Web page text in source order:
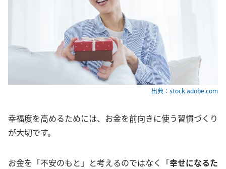
出典：stock.adobe.com
幸福度を高めるためには、お金を前向きに使う習慣づくり
が大切です。
お金を「不安のもと」と考えるのではなく「幸せになるた